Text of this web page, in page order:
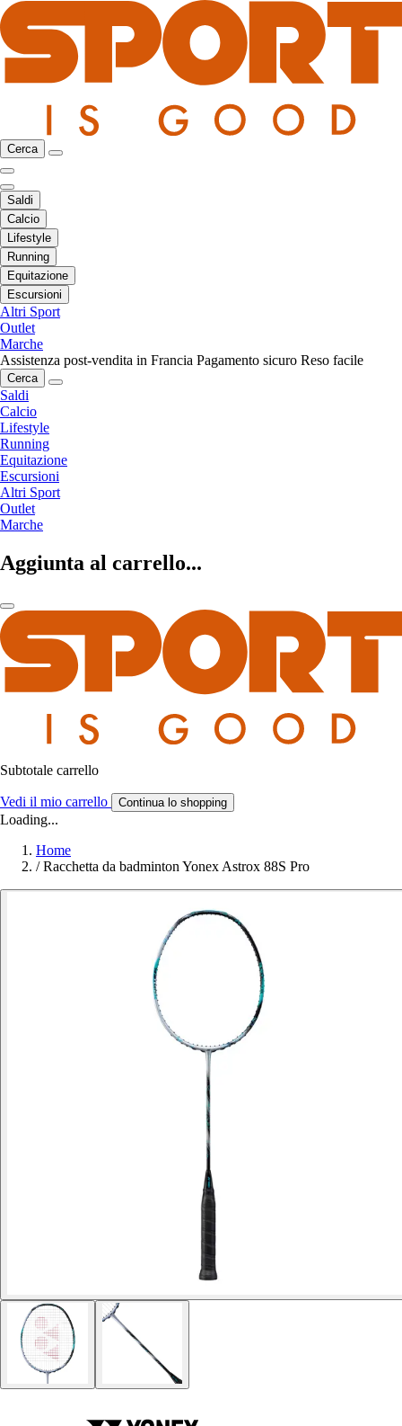
Cerca
Saldi
Calcio
Lifestyle
Running
Equitazione
Escursioni
Altri Sport
Outlet
Marche
Assistenza post-vendita in Francia Pagamento sicuro Reso facile
Cerca
Saldi
Calcio
Lifestyle
Running
Equitazione
Escursioni
Altri Sport
Outlet
Marche
Aggiunta al carrello...
Subtotale carrello
Vedi il mio carrello Continua lo shopping
Loading...
Home
/ Racchetta da badminton Yonex Astrox 88S Pro